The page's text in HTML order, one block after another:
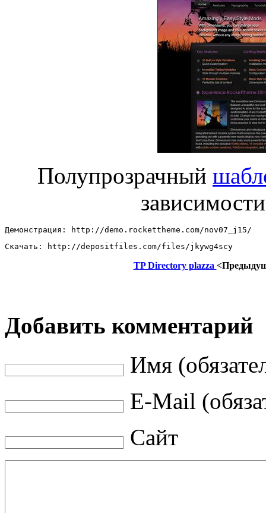
Полупрозрачный
Демонстрация: http://demo.rockettheme.com/nov07_j15/
Скачать: http://depositfiles.com/files/jkywg4scy
TP Directory plazza
Добавить комментарий
Имя
E-Mail
Сайт